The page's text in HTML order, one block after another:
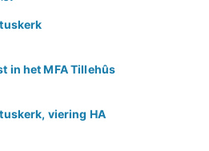
in het MFA Tillehûs
viering HA